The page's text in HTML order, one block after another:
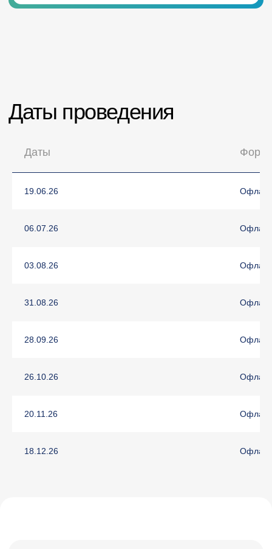
Даты
19.06.26
06.07.26
03.08.26
31.08.26
28.09.26
26.10.26
20.11.26
18.12.26
После обучения вы сможете:
Захватывать, изменять настройки и
устанавливать образы операционных систем
аппаратного обеспечения, а также
Управлять уязвимостями и обновлениями
Программа